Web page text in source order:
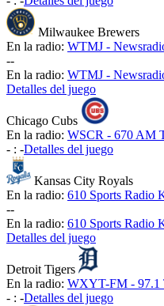
Milwaukee Brewers
En la radio: WTMJ -
--
En la radio: WTMJ -
Detalles del juego
Chicago Cubs
En la radio: WSCR - 670 AM
- : -Detalles del juego
Kansas City Royals
En la radio: 610 Sports Radio
--
En la radio: 610 Sports Radio
Detalles del juego
Detroit Tigers
En la radio: WXYT-FM - 97.1
- : -Detalles del juego